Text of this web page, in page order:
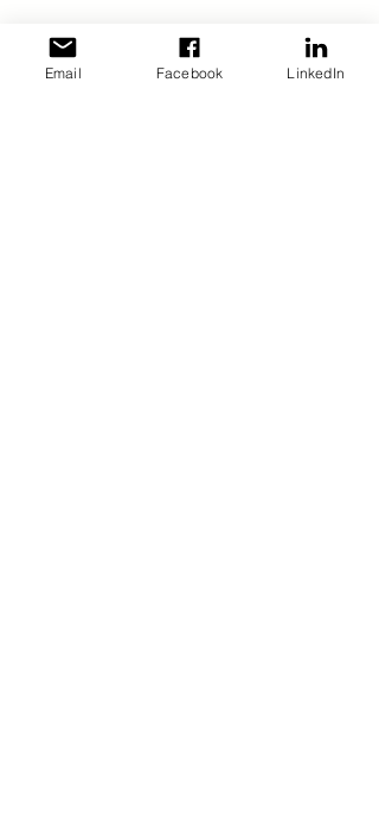
EN SAVOIR +
Email Facebook LinkedIn